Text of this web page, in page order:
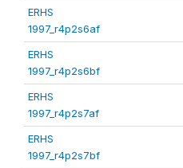
ERHS
1997_r4p2s6af
ERHS
1997_r4p2s6bf
ERHS
1997_r4p2s7af
ERHS
1997_r4p2s7bf